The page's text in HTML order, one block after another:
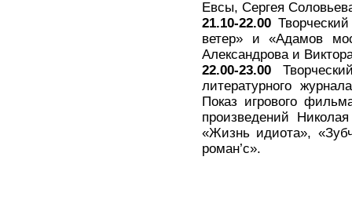
Евсы, Сергея
21.10-22.00
ветер» и «Адамов
Александрова и
22.00-23.00
литературного
Показ игрового
произведений
«Жизнь идиота»,
роман’с».